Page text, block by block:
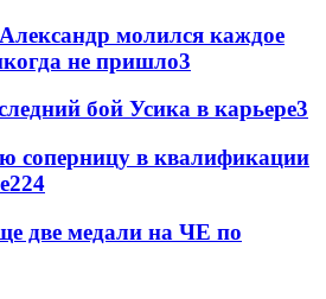
молился каждое
не пришло3
бой Усика в карьере3
соперницу в квалификации
224
две медали на ЧЕ по